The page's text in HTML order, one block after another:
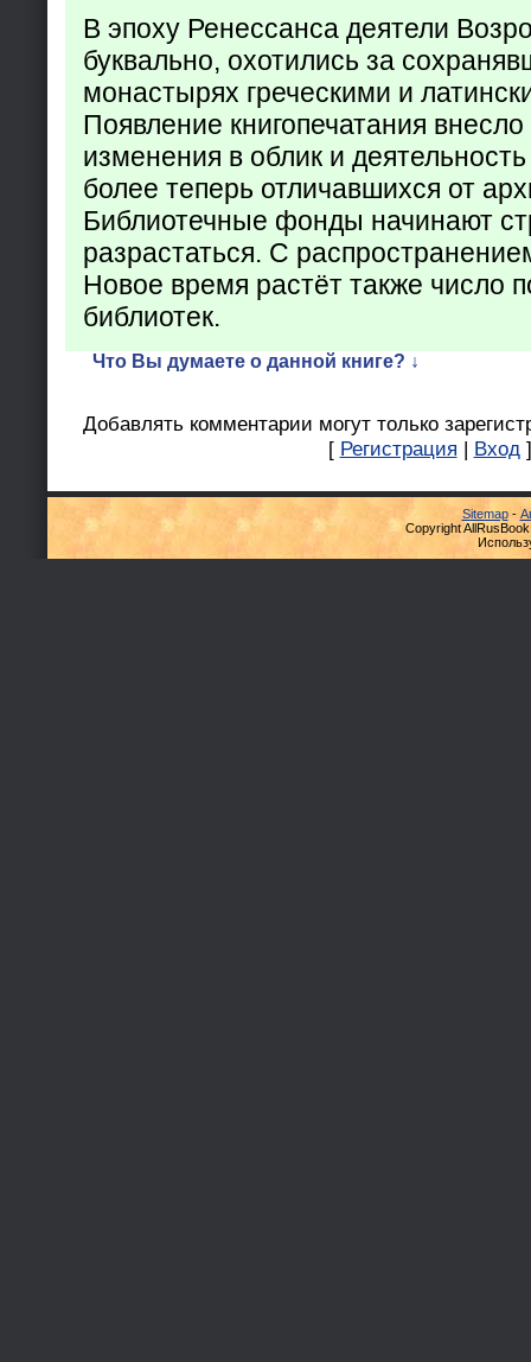
В эпоху Ренессанса деятели
буквально, охотились за
монастырях греческими и
Появление книгопечатания
изменения в облик и
более теперь отличавшихся от
Библиотечные фонды начинают
разрастаться. С
Новое время растёт также число
библиотек.
Что Вы думаете о данной книге? ↓
Добавлять комментарии могут только
[ Регистрация | Вход ]
Sitemap-
Copyright